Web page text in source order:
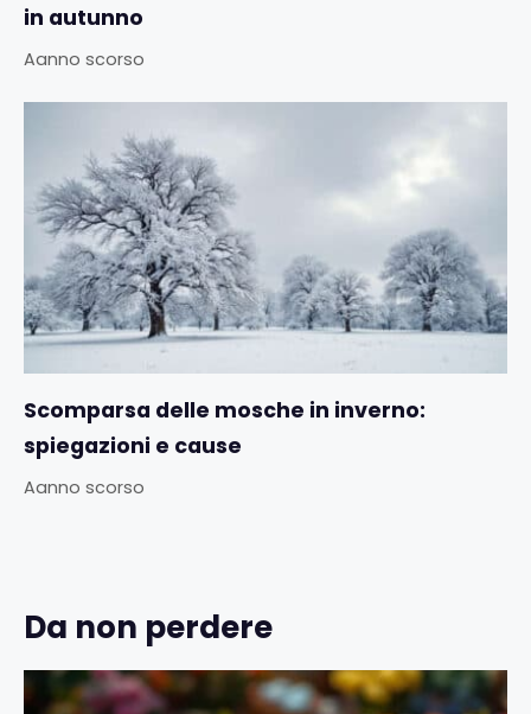
in autunno
Aanno scorso
Scomparsa delle mosche in inverno:
spiegazioni e cause
Aanno scorso
Da non perdere